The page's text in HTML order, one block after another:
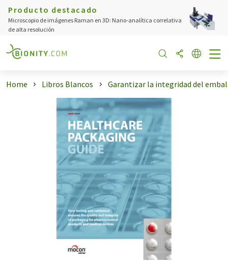
Producto destacado
Microscopio de imágenes Raman en 3D: Nano-analítica correlativa
de alta resolución
Home Libros Blancos Garantizar la integridad del